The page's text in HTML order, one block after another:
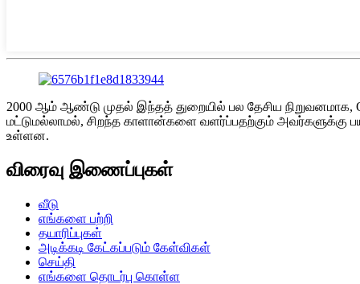
2000 ஆம் ஆண்டு முதல் இந்தத் துறையில் பல தேசிய நிறுவனமாக,
மட்டுமல்லாமல், சிறந்த காளான்களை வளர்ப்பதற்கும் அவர்களுக்கு
உள்ளன.
விரைவு இணைப்புகள்
வீடு
எங்களை பற்றி
தயாரிப்புகள்
அடிக்கடி கேட்கப்படும் கேள்விகள்
செய்தி
எங்களை தொடர்பு கொள்ள